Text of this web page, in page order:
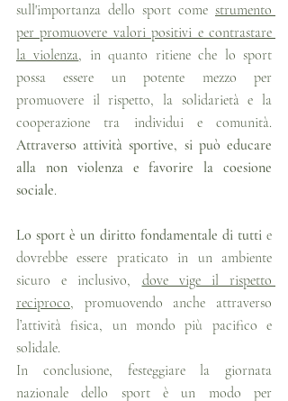
sull'importanza dello sport come strumento
per promuovere valori positivi e contrastare
la violenza, in quanto ritiene che lo sport
possa essere un potente mezzo per
promuovere il rispetto, la solidarietà e la
Attraverso attività sportive, si può educare
alla non violenza e favorire la coesione
sociale.
Lo sport è un diritto fondamentale di tutti e
dovrebbe essere praticato in un ambiente
sicuro e inclusivo, dove vige il rispetto
reciproco, promuovendo anche attraverso
l’attività fisica, un mondo più pacifico e
solidale.
In conclusione, festeggiare la giornata